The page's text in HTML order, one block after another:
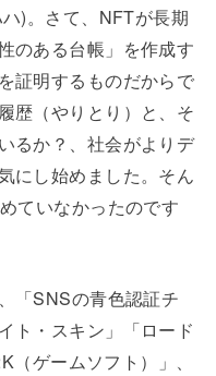
)。さて、NFTが長期
のある台帳」を作成す
証明するものだからで
歴（やりとり）と、そ
るか？、社会がよりデ
にし始めました。そん
ていなかったのです
「SNSの青色認証チ
ト・スキン」「ロード
ゲームソフト）」、